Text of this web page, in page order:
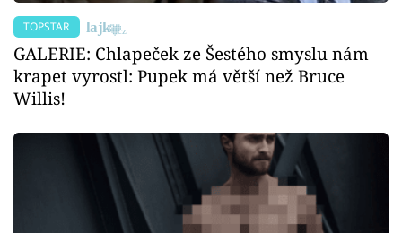
TOPSTAR
GALERIE: Chlapeček ze Šestého smyslu nám
krapet vyrostl: Pupek má větší než Bruce
Willis!